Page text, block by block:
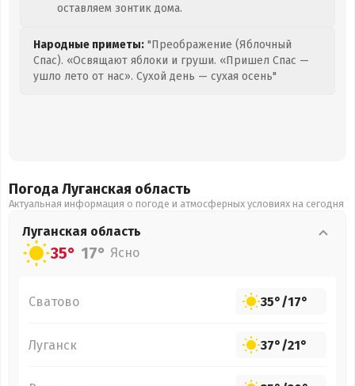
оставляем зонтик дома.
Народные приметы: "Преображение (Яблочный
Спас). «Освящают яблоки и груши. «Пришел Спас —
ушло лето от нас». Сухой день — сухая осень"
Погода Луганская область
Актуальная информация о погоде и атмосферных условиях на сегодня
Луганская область
35° 17° Ясно
Сватово 35°/17°
Луганск 37°/21°